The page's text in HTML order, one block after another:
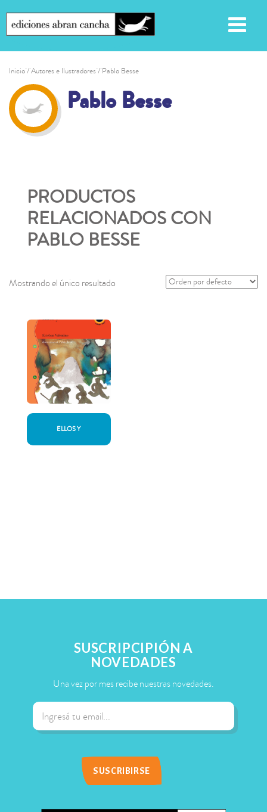
Inicio/ Autores e Ilustradores / Pablo Besse
Pablo Besse
PRODUCTOS
RELACIONADOS CON
PABLO BESSE
Mostrando el único resultado
ELLOS Y
SUSCRIPCIPIÓN A
NOVEDADES
Una vez por mes recibe nuestras novedades.